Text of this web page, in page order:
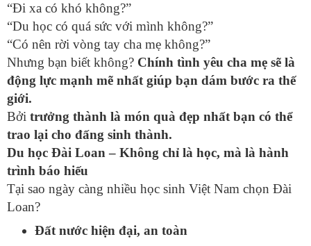
“Đi xa có khó không?”
“Du học có quá sức với mình không?”
“Có nên rời vòng tay cha mẹ không?”
Nhưng bạn biết không? Chính tình yêu cha mẹ sẽ là
động lực mạnh mẽ nhất giúp bạn dám bước ra thế
giới.
Bởi trưởng thành là món quà đẹp nhất bạn có thể
trao lại cho đấng sinh thành.
Du học Đài Loan – Không chỉ là học, mà là hành
trình báo hiếu
Tại sao ngày càng nhiều học sinh Việt Nam chọn Đài
Loan?
Đất nước hiện đại, an toàn